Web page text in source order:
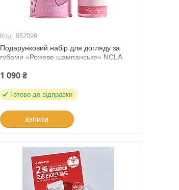
952099
Подарунковий набір для догляду за
губами «Рожеве шампанське» NCLA
1 090 ₴
Готово до відправки
КУПИТИ